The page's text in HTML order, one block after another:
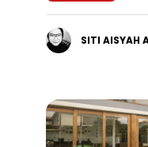
SITI AISYAH